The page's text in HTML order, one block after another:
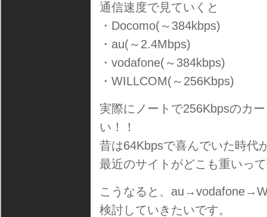
通信速度で見ていくと
・Docomo(～384kbps)
・au(～2.4Mbps)
・vodafone(～384kbps)
・WILLCOM(～256Kbps)
実際にノートで256Kbpsのカ
い！！
昔は64Kbpsで喜んでいた時代
最近のサイトがどこも重いっ
こうなると、
検討していきたいです。